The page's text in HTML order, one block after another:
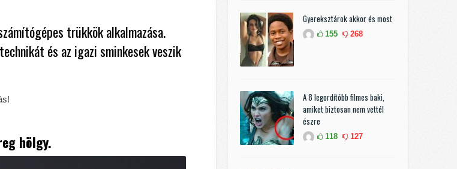
trükkök alkalmazása.
és az igazi sminkesek veszik
hölgy.
Gyereksztárok akkor és most
155 268
A 8 legordítóbb filmes baki,
amiket biztosan nem vettél
észre
118 127